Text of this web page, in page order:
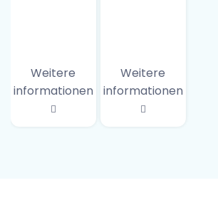
Weitere
informationen
Weitere
informationen